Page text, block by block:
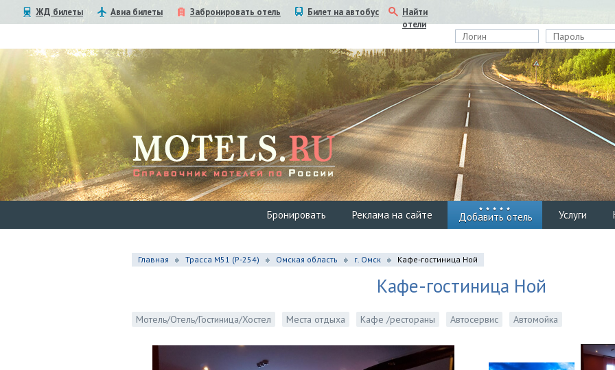
ЖД билеты Авиа билеты Забронировать отель Билет на автобус
Найти
отели
Бронировать Реклама на сайте Добавить отель Услуги
Главная Трасса М51 (P-254) Омская область г. Омск Кафе-гостиница Ной
Кафе-гостиница Ной
Мотель/Отель/Гостиница/Хостел Места отдыха Кафе /рестораны Автосервис Автомойка